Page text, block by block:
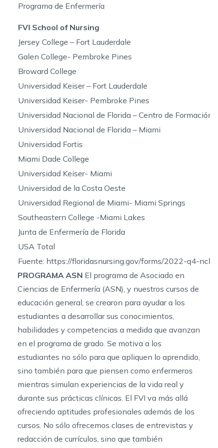
Programa de Enfermería
FVI School of Nursing
Jersey College – Fort Lauderdale
Galen College- Pembroke Pines
Broward College
Universidad Keiser – Fort Lauderdale
Universidad Keiser- Pembroke Pines
Universidad Nacional de Florida – Centro de Formación
Universidad Nacional de Florida – Miami
Universidad Fortis
Miami Dade College
Universidad Keiser- Miami
Universidad de la Costa Oeste
Universidad Regional de Miami- Miami Springs
Southeastern College -Miami Lakes
Junta de Enfermería de Florida
USA Total
Fuente: https://floridasnursing.gov/forms/2022-q4-
PROGRAMA ASN El programa de Asociado en
Ciencias de Enfermería (ASN), y nuestros cursos de
educación general, se crearon para ayudar a los
estudiantes a desarrollar sus conocimientos,
habilidades y competencias a medida que avanzan
en el programa de grado. Se motiva a los
estudiantes no sólo para que apliquen lo aprendido,
sino también para que piensen como enfermeros
mientras simulan experiencias de la vida real y
durante sus prácticas clínicas. El FVI va más allá
ofreciendo aptitudes profesionales además de los
cursos. No sólo ofrecemos clases de entrevistas y
redacción de currículos, sino que también